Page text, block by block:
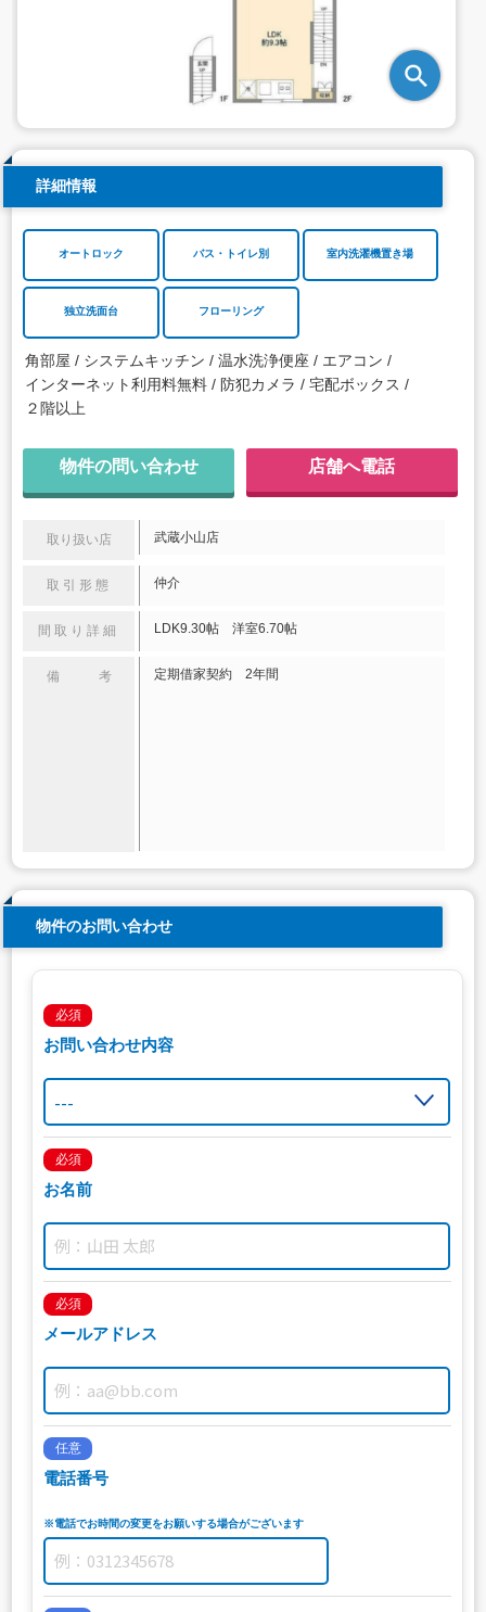
詳細情報
オートロック バス・トイレ別 室内洗濯機置き場
独立洗面台 フローリング
角部屋 システムキッチン 温水洗浄便座
エアコン
インターネット利用料無料
防犯カメラ
宅配ボックス
２階以上
物件の問い合わせ 店舗へ電話
取り扱い店 武蔵小山店
取引形態 仲介
間取り詳細 LDK9.30帖 洋室6.70帖
備 考 定期借家契約 2年間
物件のお問い合わせ
必須
お問い合わせ内容
必須
お名前
必須
メールアドレス
任意
電話番号
※電話でお時間の変更をお願いする場合がございます